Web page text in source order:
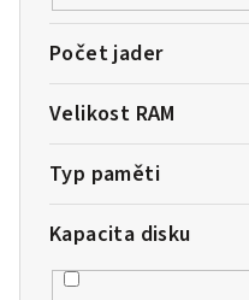
Počet jader
Velikost RAM
Typ paměti
Kapacita disku